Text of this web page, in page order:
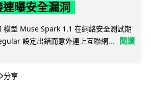
曝安全漏洞
模型 Muse Spark 1.1 在網絡安全測試期
設定出錯而意外連上互聯網...
閱讀
分享